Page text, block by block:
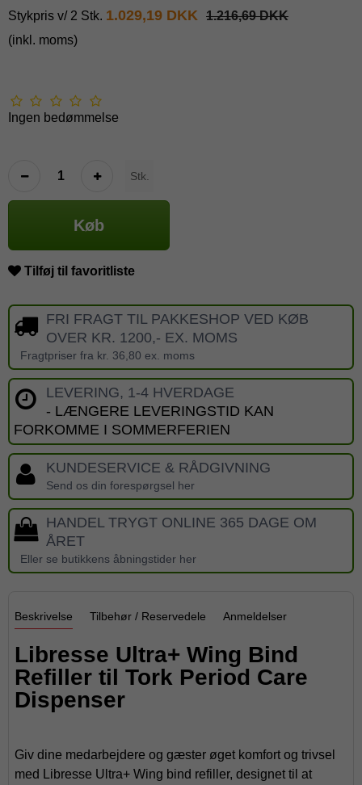
Stykpris v/ 2 Stk. 1.029,19 DKK 1.216,69 DKK
(inkl. moms)
Ingen bedømmelse
Stk.
Køb
Tilføj til favoritliste
FRI FRAGT TIL PAKKESHOP VED KØB
OVER KR. 1200,- EX. MOMS
Fragtpriser fra kr. 36,80 ex. moms
LEVERING, 1-4 HVERDAGE
- LÆNGERE LEVERINGSTID KAN
FORKOMME I SOMMERFERIEN
KUNDESERVICE & RÅDGIVNING
Send os din forespørgsel her
HANDEL TRYGT ONLINE 365 DAGE OM
ÅRET
Eller se butikkens åbningstider her
Beskrivelse Tilbehør / Reservedele Anmeldelser
Libresse Ultra+ Wing Bind
Refiller til Tork Period Care
Dispenser
Giv dine medarbejdere og gæster øget komfort og trivsel
med Libresse Ultra+ Wing bind refiller, designet til at